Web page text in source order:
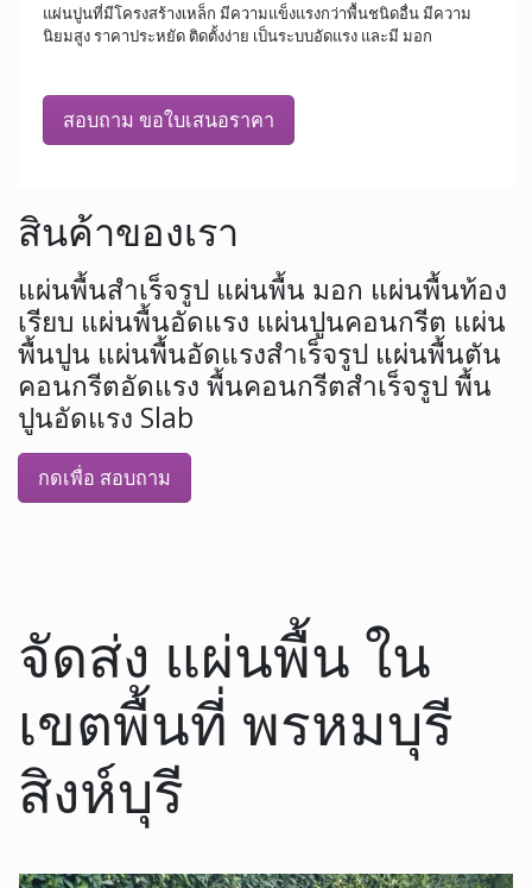
แผ่นปูนที่มีโครงสร้างเหล็ก มีความแข็งแรงกว่าพื้นชนิดอื่น มีความ
นิยมสูง ราคาประหยัด ติดตั้งง่าย เป็นระบบอัดแรง และมี มอก
สอบถาม ขอใบเสนอราคา
สินค้าของเรา
แผ่นพื้นสำเร็จรูป แผ่นพื้น มอก แผ่นพื้นท้อง
เรียบ แผ่นพื้นอัดแรง แผ่นปูนคอนกรีต แผ่น
พื้นปูน แผ่นพื้นอัดแรงสำเร็จรูป แผ่นพื้นตัน
คอนกรีตอัดแรง พื้นคอนกรีตสำเร็จรูป พื้น
ปูนอัดแรง Slab
กดเพื่อ สอบถาม
จัดส่ง แผ่นพื้น ใน
เขตพื้นที่ พรหมบุรี
สิงห์บุรี